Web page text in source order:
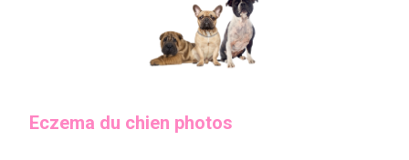
Eczema du chien photos